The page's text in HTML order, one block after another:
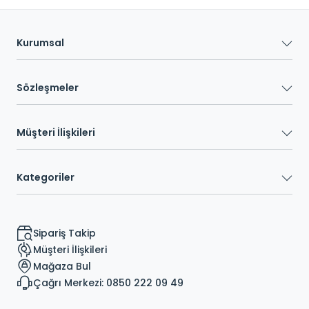
Kurumsal
Sözleşmeler
Müşteri İlişkileri
Kategoriler
Sipariş Takip
Müşteri İlişkileri
Mağaza Bul
Çağrı Merkezi: 0850 222 09 49